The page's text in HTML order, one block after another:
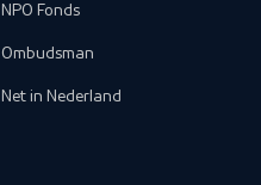
NPO Fonds
Ombudsman
Net in Nederland